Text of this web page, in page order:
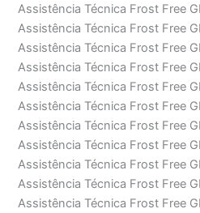
Assistência Técnica Frost Free
Assistência Técnica Frost Free
Assistência Técnica Frost Free
Assistência Técnica Frost Free
Assistência Técnica Frost Free
Assistência Técnica Frost Free
Assistência Técnica Frost Free
Assistência Técnica Frost Free
Assistência Técnica Frost Free
Assistência Técnica Frost Free
Assistência Técnica Frost Free